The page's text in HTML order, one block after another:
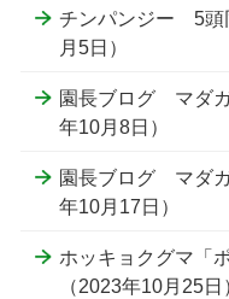
チンパンジー 5頭
月5日）
園長ブログ マダ
年10月8日）
園長ブログ マダ
年10月17日）
ホッキョクグマ「
（2023年10月25日